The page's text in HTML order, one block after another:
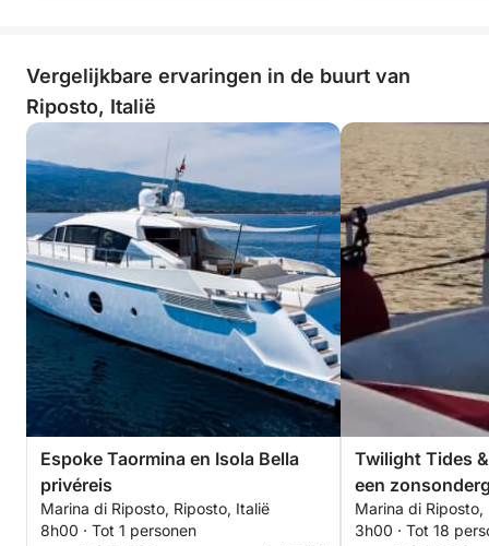
Vergelijkbare ervaringen in de buurt van
Riposto, Italië
Espoke Taormina en Isola Bella
privéreis
Marina di Riposto, Riposto, Italië
8h00 · Tot 1 personen
Twilight Tides
een
baai van
Marina di Riposto,
3h00 · Tot 18